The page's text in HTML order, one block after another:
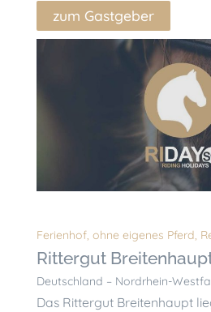
zum Gastgeber
Ferienhof, ohne eigenes Pferd,
Rittergut
Deutschland – Nordrhein-
Das Rittergut Breitenhaupt